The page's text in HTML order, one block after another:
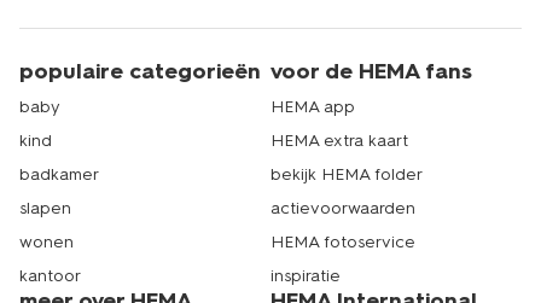
populaire categorieën
baby
kind
badkamer
slapen
wonen
kantoor
voor de HEMA fans
HEMA app
HEMA extra kaart
bekijk HEMA folder
actievoorwaarden
HEMA fotoservice
inspiratie